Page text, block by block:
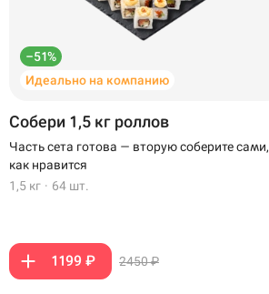
–51%
Идеально на компанию
Собери 1,5 кг роллов
Часть сета готова — вторую соберите сами,
как нравится
1,5 кг · 64 шт.
1199 ₽ 2450 ₽